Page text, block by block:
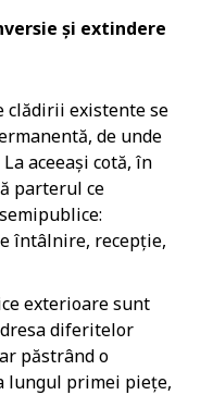
și extindere
existente se
de unde
aceeași cotă, în
parterul ce
întâlnire, recepție,
exterioare sunt
diferitelor
păstrând o
lungul primei piețe,